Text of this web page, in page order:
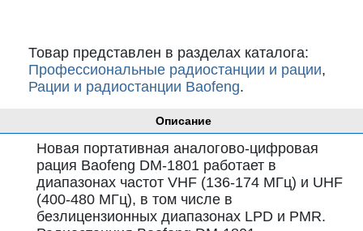
Описание
Новая портативная аналогово-цифровая
рация Baofeng DM-1801 работает в
диапазонах частот VHF (136-174 МГц) и UHF
(400-480 МГц), в том числе в
безлицензионных диапазонах LPD и PMR.
Товар представлен в разделах каталога:
Профессиональные радиостанции и рации,
Рации и радиостанции Baofeng.